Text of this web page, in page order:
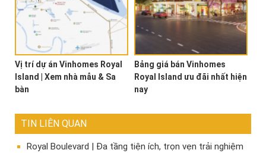
Vị trí dự án Vinhomes Royal
Island | Xem nhà mẫu & Sa
bàn
Bảng giá bán Vinhomes
Royal Island ưu đãi nhất hiện
nay
TIN LIÊN QUAN
Royal Boulevard | Đa tầng tiện ích, trọn vẹn trải nghiệm